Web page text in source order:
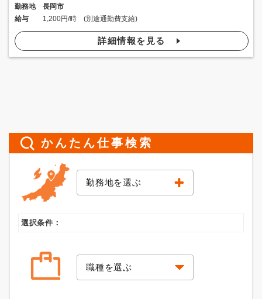
勤務地
長岡市
給与
1,200円/時 (別途通勤費支給)
詳細情報を見る
かんたん仕事検索
勤務地を選ぶ
選択条件：